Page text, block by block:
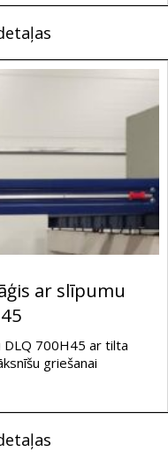
ar slīpumu
DLQ 700H45 ar tilta
griešanai